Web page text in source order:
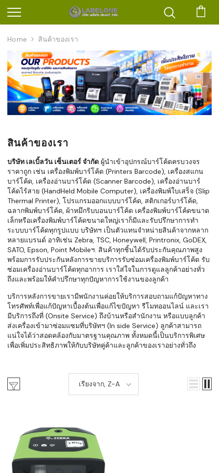
Home สินค้าของเรา
สินค้าของเรา
บริษัท เลเบิ้ลวัน เซ็นเตอร์ จำกัด ผู้นำเข้าอุปกรณ์บาร์โค้ดครบวงจร
ราคาถูก เช่น เครื่องพิมพ์บาร์โค้ด (Printers Barcode), เครื่องสแกน
บาร์โค้ด, เครื่องอ่านบาร์โค้ด (Scanner Barcode), เครื่องอ่านบาร์
โค้ดไร้สาย (HandHeld Mobile Computer), เครื่องพิมพ์ใบเสร็จ (Slip
Thermal Printer), โปรแกรมออกแบบบาร์โค้ด, สติกเกอร์บาร์โค้ด,
ฉลากพิมพ์บาร์โค้ด, ผ้าหมึกริบบอนบาร์โค้ด เครื่องพิมพ์บาร์โค้ดขนาด
เล็กหรือเครื่องพิมพ์บาร์โค้ดขนาดใหญ่เราก็มีและรับปรึกษาการทำ
ระบบบาร์โค้ดทุกรูปแบบ บริษัทฯ เป็นตัวแทนจำหน่ายสินค้าจากหลาก
หลายแบรนด์ อาทิเช่น Zebra, TSC, Honeywell, Printronix, GoDEX,
SATO, Epson, Point Mobileฯ. สินค้าทุกชิ้นได้รับประกันคุณภาพสูง
พร้อมการรับประกันหลังการขายบริการรับซ่อมเครื่องพิมพ์บาร์โค้ด รับ
ซ่อมเครื่องอ่านบาร์โค้ดทุกอาการ เราใส่ใจในการดูแลลูกค้าอย่างทั่ว
ถึงและพร้อมให้คำปรึกษาทุกปัญหาการใช้งานของลูกค้า
บริการหลังการขายเรามีพนักงานค่อยให้บริการสอบถามแก้ปัญหาทาง
โทรศัพท์เพื่อแก้ปัญหาเบื้องต้นเพื่อแก้ไขปัญหา รีโมทออนไลน์ และเรา
มีบริการถึงที่ (Onsite Service) ถึงบ้านหรือสำนักงาน หรือแบบลูกค้า
ส่งเครื่องเข้ามาซ่อมแซมที่บริษัทฯ (In side Service) ลูกค้าสามารถ
แน่ใจได้ว่าสอดคล้องกับมาตรฐานคุณภาพ ทั้งหมดนี้เป็นบริการพิเศษ
เพื่อเพิ่มประสิทธิภาพให้กับบริษัทคู่ค้าและลูกค้าของเราอย่างทั่วถึง
เรียงจาก, Z-A